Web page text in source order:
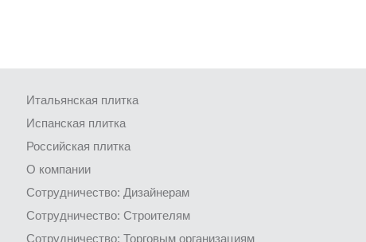
Итальянская плитка
Испанская плитка
Российская плитка
О компании
Сотрудничество: Дизайнерам
Сотрудничество: Строителям
Сотрудничество: Торговым организациям